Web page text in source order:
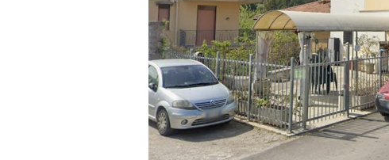
Controlli dei carabinieri, droga,
guida in stato di ebrezza e senza
patente: un arresto e sette
denunce
L'operazione ha interessato diverse aree del
capoluogo